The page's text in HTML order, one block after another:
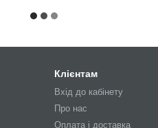
Клієнтам
Вхід до кабінету
Про нас
Оплата і доставка